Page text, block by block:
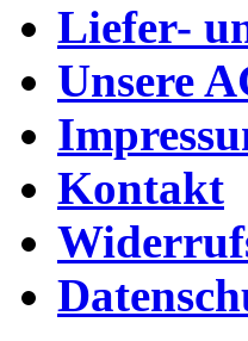
Liefer-
Unsere
Kontakt